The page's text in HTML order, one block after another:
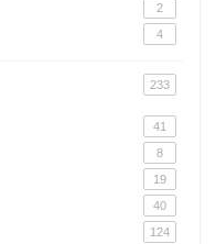
2
4
233
41
8
19
40
124